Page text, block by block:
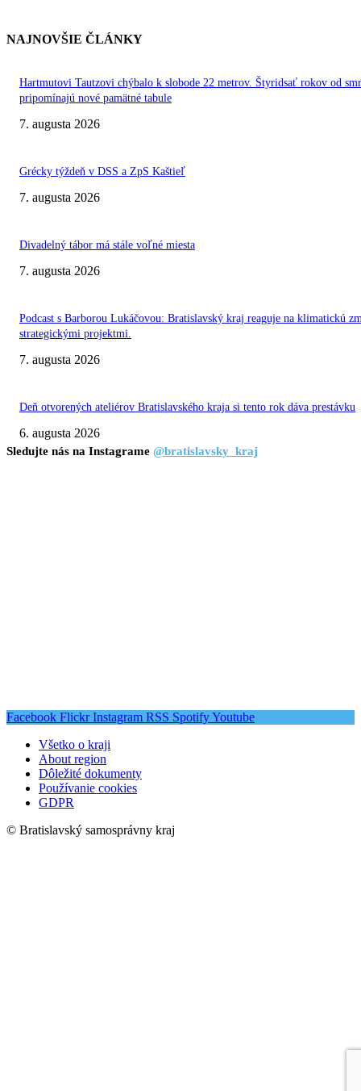
NAJNOVŠIE ČLÁNKY
Hartmutovi Tautzovi chýbalo k slobode 22 metrov. Štyridsať rokov od
pripomínajú nové pamätné tabule
7. augusta 2026
Grécky týždeň v DSS a ZpS Kaštieľ
7. augusta 2026
Divadelný tábor má stále voľné miesta
7. augusta 2026
Podcast s Barborou Lukáčovou: Bratislavský kraj reaguje na klimatickú
strategickými projektmi.
7. augusta 2026
Deň otvorených ateliérov Bratislavského kraja si tento rok dáva prestávku
6. augusta 2026
Sledujte nás na Instagrame @bratislavsky_kraj
Facebook Flickr Instagram RSS SpotifyYoutube
Všetko o kraji
About region
Dôležité dokumenty
Používanie cookies
GDPR
© Bratislavský samosprávny kraj